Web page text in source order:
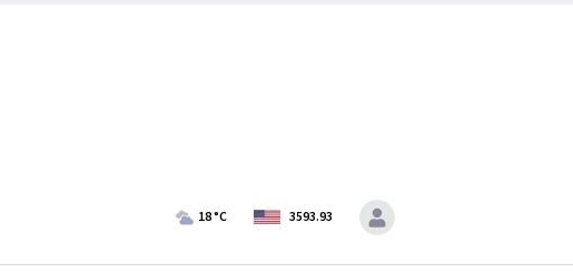
18°C 3593.93